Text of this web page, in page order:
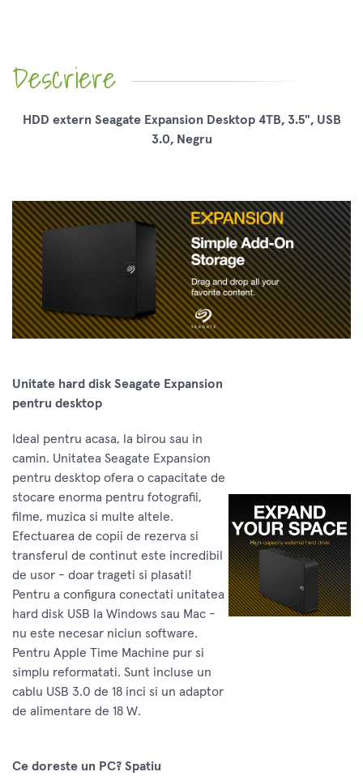
Descriere
HDD extern Seagate Expansion Desktop 4TB, 3.5", USB
3.0, Negru
Unitate hard disk Seagate Expansion
pentru desktop
Ideal pentru acasa, la birou sau in
camin. Unitatea Seagate Expansion
pentru desktop ofera o capacitate de
stocare enorma pentru fotografii,
filme, muzica si multe altele.
Efectuarea de copii de rezerva si
transferul de continut este incredibil
de usor - doar trageti si plasati!
Pentru a configura conectati unitatea
hard disk USB la Windows sau Mac -
nu este necesar niciun software.
Pentru Apple Time Machine pur si
simplu reformatati. Sunt incluse un
cablu USB 3.0 de 18 inci si un adaptor
de alimentare de 18 W.
Ce doreste un PC? Spatiu